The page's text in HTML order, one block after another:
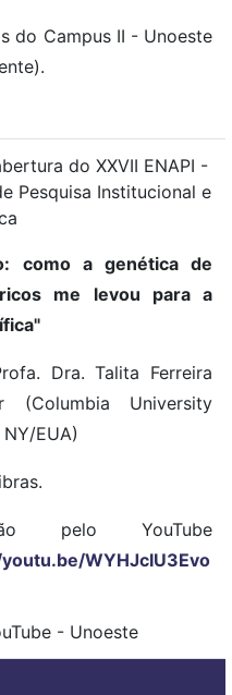
do Campus II - Unoeste
do XXVII ENAPI -
Pesquisa Institucional e
como a genética de
me levou para a
Dra. Talita Ferreira
(Columbia University
EUA)
pelo YouTube
WYHJcIU3Evo
- Unoeste